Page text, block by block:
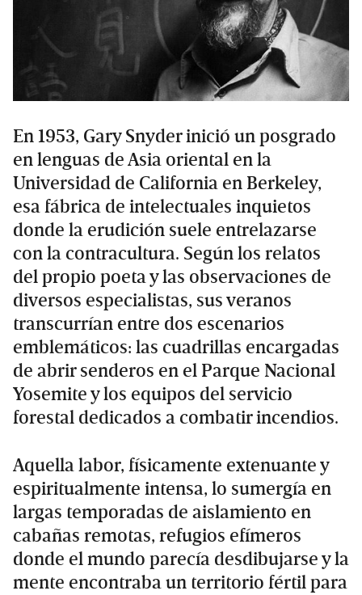
En 1953, Gary Snyder inició un posgrado
en lenguas de Asia oriental en la
Universidad de California en Berkeley,
esa fábrica de intelectuales inquietos
donde la erudición suele entrelazarse
con la contracultura. Según los relatos
del propio poeta y las observaciones de
diversos especialistas, sus veranos
transcurrían entre dos escenarios
emblemáticos: las cuadrillas encargadas
de abrir senderos en el Parque Nacional
Yosemite y los equipos del servicio
forestal dedicados a combatir incendios.
Aquella labor, físicamente extenuante y
espiritualmente intensa, lo sumergía en
largas temporadas de aislamiento en
cabañas remotas, refugios efímeros
donde el mundo parecía desdibujarse y la
mente encontraba un territorio fértil para